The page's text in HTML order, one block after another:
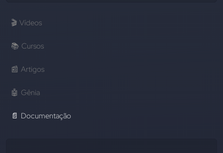
🎬 Vídeos
📚 Cursos
📰 Artigos
🤖 Gênia
📄 Documentação